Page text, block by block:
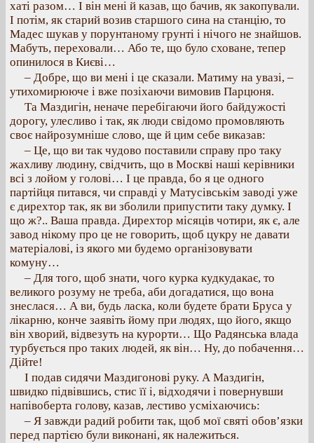
хаті разом… І він мені й казав, що бачив, як закопували.
І потім, як старий возив старшого сина на станцію, то
Мадес шукав у порунтаному грунті і нічого не знайшов.
Мабуть, переховали… Або те, що було сховане, тепер
опинилося в Києві…
– Добре, що ви мені і це сказали. Матиму на увазі, –
утихомирююче і вже позіхаючи вимовив Парцюня.
Та Маздигін, неначе перебігаючи його байдужості
дорогу, улесливо і так, як люди свідомо промовляють
своє найрозумніше слово, ще й цим себе виказав:
– Це, що ви так чудово поставили справу про таку
жахливу людину, свідчить, що в Москві наші керівники
всі з лойом у голові… І це правда, бо я це одного
партійця питався, чи справді у Матусівськім заводі уже
є дирехтор так, як ви зболили припустити таку думку. І
що ж?.. Ваша правда. Дирехтор місяців чотири, як є, але
завод нікому про це не говорить, щоб цукру не давати
матеріалові, із якого ми будемо організовувати
комуну…
– Для того, щоб знати, чого курка кудкудакає, то
великого розуму не треба, аби догадатися, що вона
знеслася… А ви, будь ласка, коли будете брати Бруса у
лікарню, конче заявіть йому при людях, що його, якщо
він хворий, відвезуть на курорти… Що Радянська влада
турбується про таких людей, як він… Ну, до побачення…
Дійте!
І подав сидячи Маздигонові руку. А Маздигін,
швидко підвівшись, стис її і, відходячи і повернувши
напівоберта голову, казав, лестиво усміхаючись:
– Я завжди радий робити так, щоб мої святі обов’язки
перед партією були виконані, як належиться.